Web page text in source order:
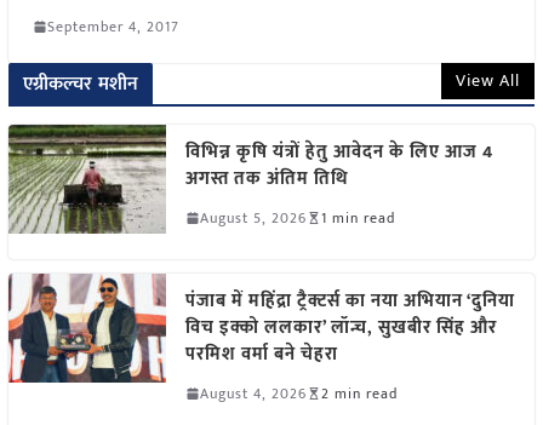
September 4, 2017
एग्रीकल्चर मशीन View All
विभिन्न कृषि यंत्रों हेतु आवेदन के लिए आज 4
अगस्त तक अंतिम तिथि
August 5, 2026 1 min read
पंजाब में महिंद्रा ट्रैक्टर्स का नया अभियान ‘दुनिया
विच इक्को ललकार’ लॉन्च, सुखबीर सिंह और
परमिश वर्मा बने चेहरा
August 4, 2026 2 min read